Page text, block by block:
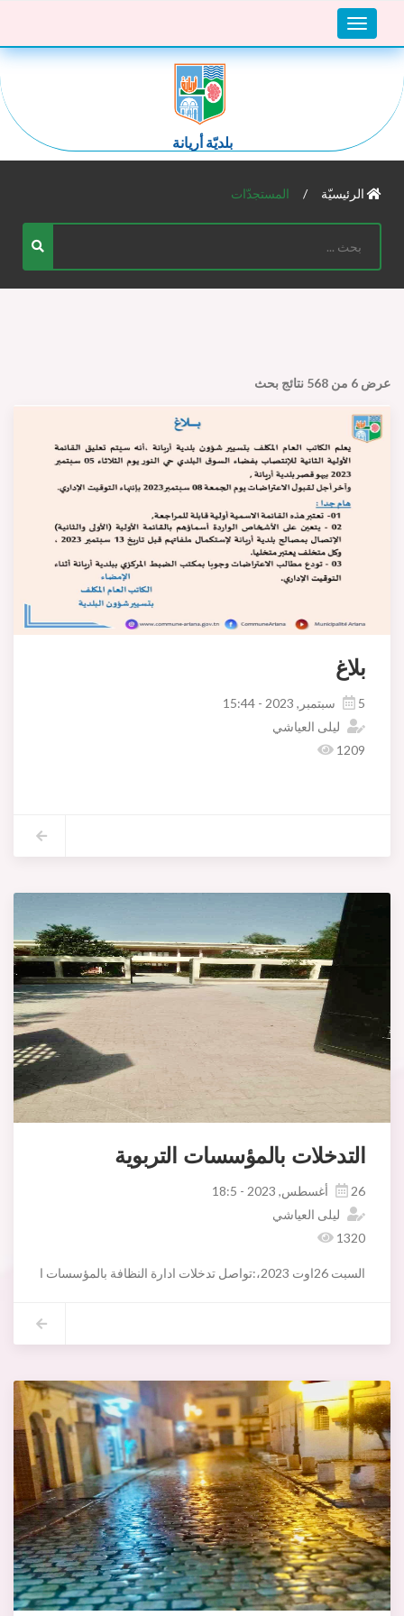
Toggle
navigation
بلديّة أريانة
الرئيسيّة المستجدّات
عرض 6 من 568 نتائج بحث
بلاغ
5 سبتمبر, 2023 - 15:44
ليلى العياشي
1209
التدخلات بالمؤسسات التربوية
26 أغسطس, 2023 - 18:5
ليلى العياشي
1320
السبت 26اوت 2023،:تواصل تدخلات ادارة النظافة بالمؤسسات التربوية استعدادا للعودة المدرسية 2023/2024(معهد العطارين)